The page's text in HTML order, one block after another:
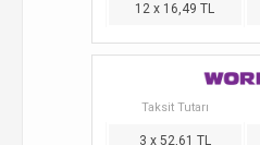
12 x 16,49 TL
Taksit Tutarı
3 x 52,61 TL